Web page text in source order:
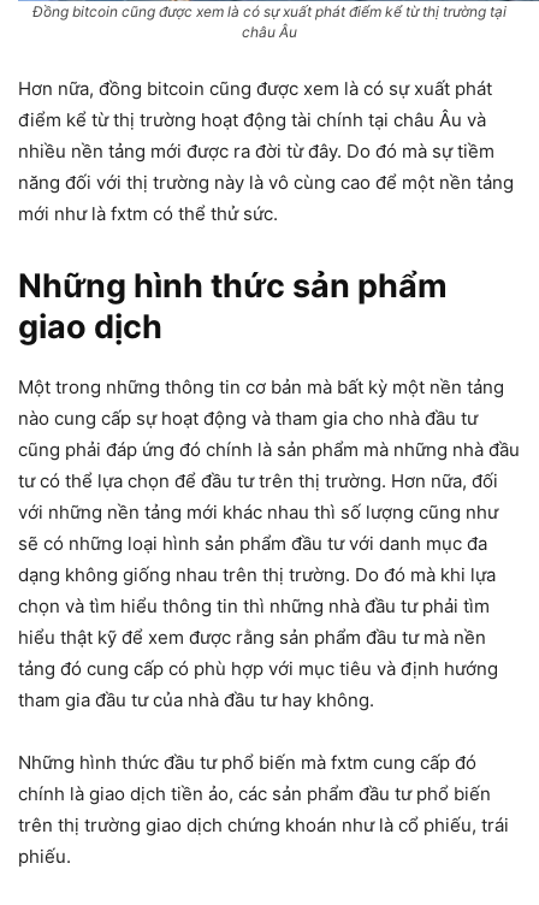
Đồng bitcoin cũng được xem là có sự xuất phát điểm kể từ thị trường tại
châu Âu
Hơn nữa, đồng bitcoin cũng được xem là có sự xuất phát
điểm kể từ thị trường hoạt động tài chính tại châu Âu và
nhiều nền tảng mới được ra đời từ đây. Do đó mà sự tiềm
năng đối với thị trường này là vô cùng cao để một nền tảng
mới như là fxtm có thể thử sức.
Những hình thức sản phẩm
giao dịch
Một trong những thông tin cơ bản mà bất kỳ một nền tảng
nào cung cấp sự hoạt động và tham gia cho nhà đầu tư
cũng phải đáp ứng đó chính là sản phẩm mà những nhà đầu
tư có thể lựa chọn để đầu tư trên thị trường. Hơn nữa, đối
với những nền tảng mới khác nhau thì số lượng cũng như
sẽ có những loại hình sản phẩm đầu tư với danh mục đa
dạng không giống nhau trên thị trường. Do đó mà khi lựa
chọn và tìm hiểu thông tin thì những nhà đầu tư phải tìm
hiểu thật kỹ để xem được rằng sản phẩm đầu tư mà nền
tảng đó cung cấp có phù hợp với mục tiêu và định hướng
tham gia đầu tư của nhà đầu tư hay không.
Những hình thức đầu tư phổ biến mà fxtm cung cấp đó
chính là giao dịch tiền ảo, các sản phẩm đầu tư phổ biến
trên thị trường giao dịch chứng khoán như là cổ phiếu, trái
phiếu.